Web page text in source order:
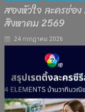
สองหัวใจ ละครช่อ
สิงหาคม 2569
24 กรกฎาคม 2026